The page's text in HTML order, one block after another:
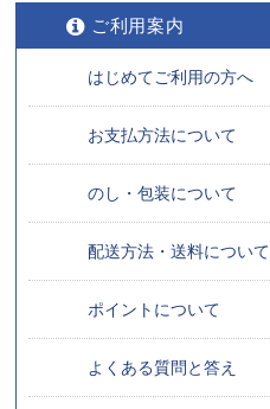
ご利用案内
はじめてご利用の方へ
お支払方法について
のし・包装について
配送方法・送料について
ポイントについて
よくある質問と答え